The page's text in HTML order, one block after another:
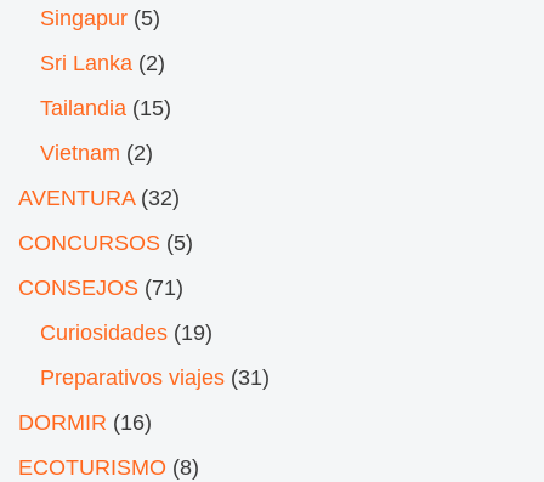
Singapur (5)
Sri Lanka (2)
Tailandia (15)
Vietnam (2)
AVENTURA(32)
CONCURSOS (5)
CONSEJOS (71)
Curiosidades (19)
Preparativos viajes (31)
DORMIR (16)
ECOTURISMO (8)